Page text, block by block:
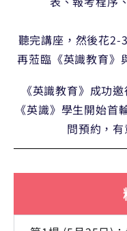
聽完講座，然後花2-3
再蒞臨《英識教育》
《英識教育》成功
《英識》學生開始首
問預約，有